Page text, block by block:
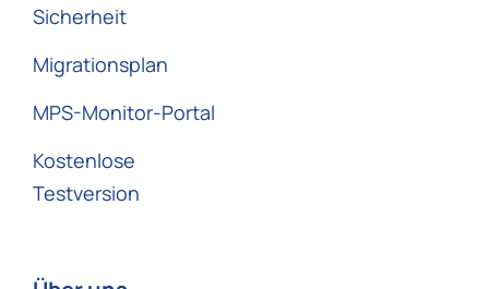
Sicherheit
Migrationsplan
MPS-Monitor-Portal
Kostenlose
Testversion